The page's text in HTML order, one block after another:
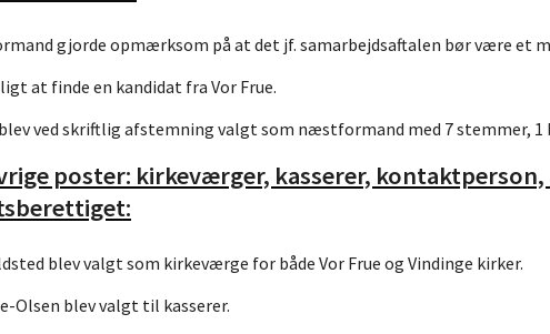
gjorde opmærksom på at det jf. samarbejdsaftalen bør være et
at finde en kandidat fra Vor Frue.
ved skriftlig afstemning valgt som næstformand med 7 stemmer, 1
poster: kirkeværger, kasserer,
blev valgt som kirkeværge for både Vor Frue og Vindinge kirker.
Olsen blev valgt til kasserer.